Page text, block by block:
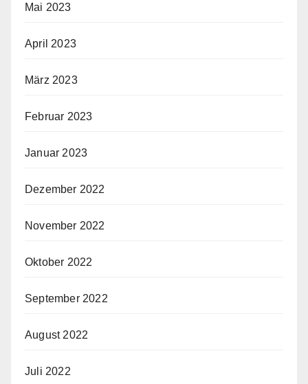
Mai 2023
April 2023
März 2023
Februar 2023
Januar 2023
Dezember 2022
November 2022
Oktober 2022
September 2022
August 2022
Juli 2022